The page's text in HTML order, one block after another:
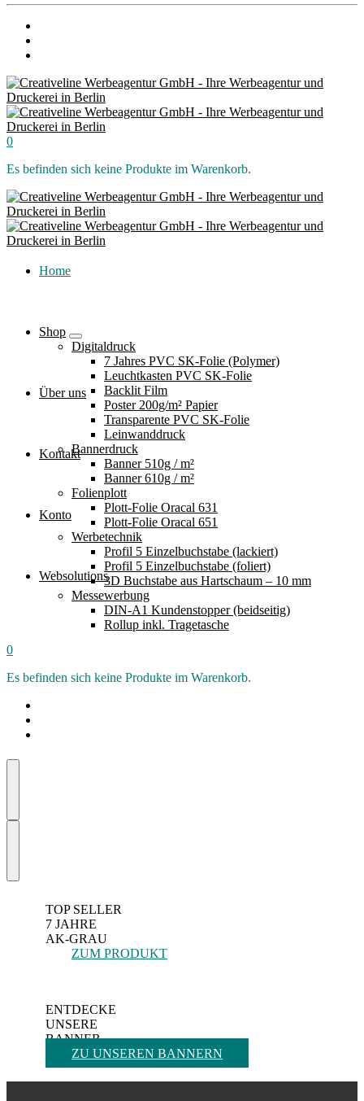
0
Es befinden sich keine Produkte im Warenkorb.
Home
Shop
Digitaldruck
7 Jahres PVC SK-Folie (Polymer)
Leuchtkasten PVC SK-Folie
Backlit Film
Poster 200g/m² Papier
Transparente PVC SK-Folie
Leinwanddruck
Bannerdruck
Banner 510g / m²
Banner 610g / m²
Folienplott
Plott-Folie Oracal 631
Plott-Folie Oracal 651
Werbetechnik
Profil 5 Einzelbuchstabe (lackiert)
Profil 5 Einzelbuchstabe (foliert)
3D Buchstabe aus Hartschaum – 10 mm
Messewerbung
DIN-A1 Kundenstopper (beidseitig)
Rollup inkl. Tragetasche
Über uns
Kontakt
Konto
Websolutions
0
Es befinden sich keine Produkte im Warenkorb.
TOP SELLER
7 JAHRE
AK-GRAU
ZUM PRODUKT
ENTDECKE
UNSERE
BANNER
ZU UNSEREN BANNERN